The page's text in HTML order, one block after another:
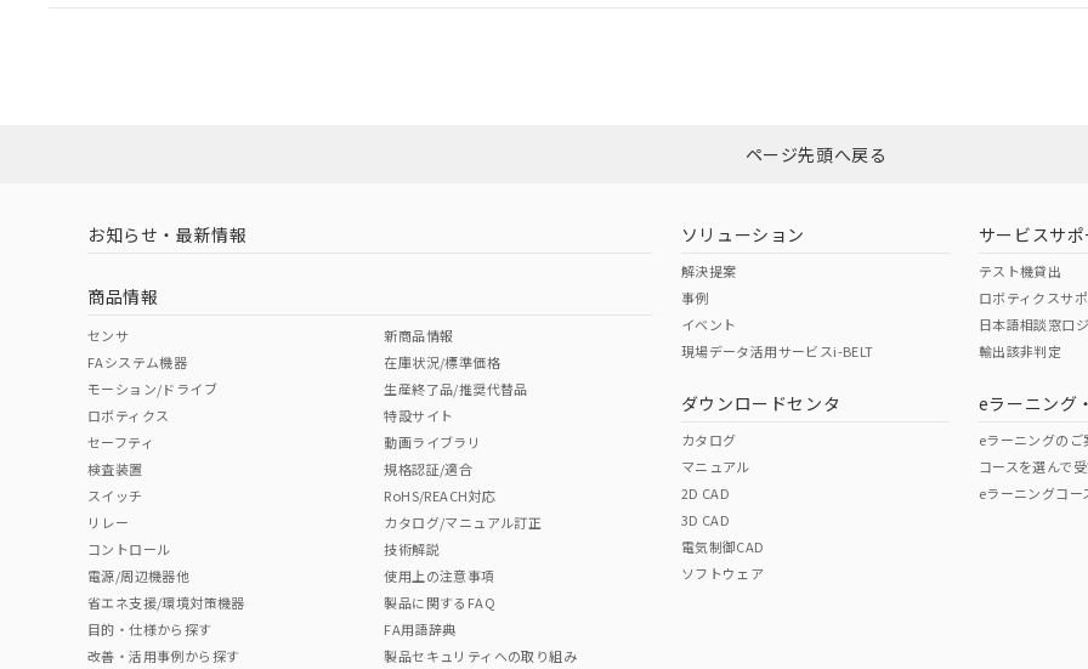
EU RoHS 注意事項・凡例
ダウンロードはこちら
中国 RoHS 注意事項・凡例
中国 RoHS表
Pb Hg Cr(VI)
"対応済み"や非含有の記載がされた商品であっても、流通在庫等で未対応品が混在する可能性があります。
非含有品が必要な際は、弊社営業部門もしくは販売店へお問い合わせください。
ページ先頭へ戻る
お知らせ・最新情報
商品情報
センサ
FAシステム機器
モーション/ドライブ
ロボティクス
セーフティ
検査装置
スイッチ
リレー
コントロール
電源/周辺機器他
省エネ支援/環境対策機器
目的・仕様から探す
改善・活用事例から探す
新商品情報
在庫状況/標準価格
生産終了品/推奨代替品
特設サイト
動画ライブラリ
規格認証/適合
RoHS/REACH対応
カタログ/マニュアル訂正
技術解説
使用上の注意事項
製品に関するFAQ
FA用語辞典
製品セキュリティへの取り組み
ソリューション
解決提案
事例
イベント
現場データ活用サービスi-BELT
ダウンロードセンタ
カタログ
マニュアル
2D CAD
3D CAD
電気制御CAD
ソフトウェア
サービスサポ
テスト機貸出
ロボティクスサ
日本語相談窓口
輸出該非判定
eラーニング
eラーニングのご
コースを選んで
eラーニングコー